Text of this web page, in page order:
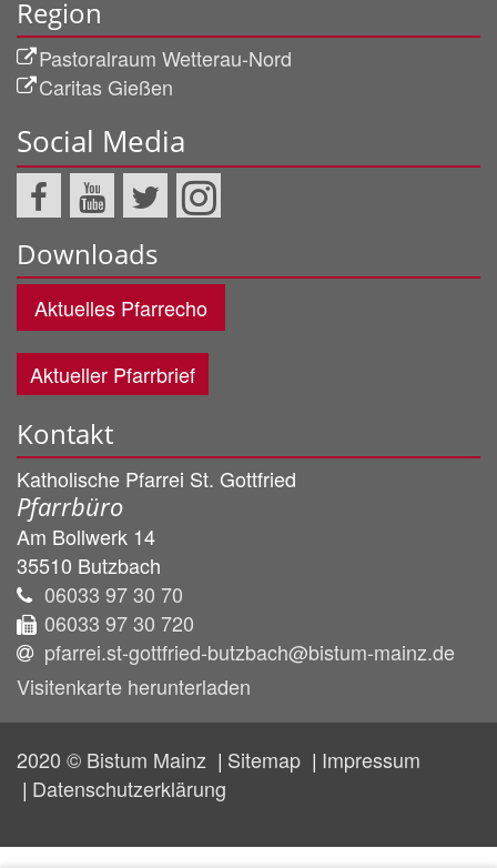
Region
Pastoralraum Wetterau-Nord
Caritas Gießen
Social Media
Downloads
Aktuelles Pfarrecho
Aktueller Pfarrbrief
Kontakt
Katholische Pfarrei St. Gottfried
Pfarrbüro
Am Bollwerk 14
35510 Butzbach
06033 97 30 70
06033 97 30 720
pfarrei.st-gottfried-butzbach@bistum-mainz.de
Visitenkarte herunterladen
2020 © Bistum Mainz Sitemap
Impressum
Datenschutzerklärung